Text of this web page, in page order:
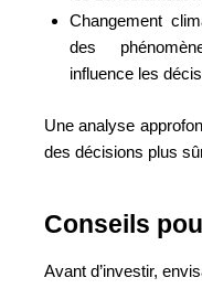
Changement
des
influence les
Une analyse
des décisions plus
Conseils
Avant d’investir,